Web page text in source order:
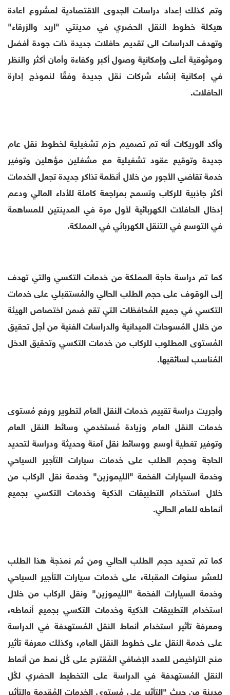
وتم كذلك إعداد دراسات الجدوى الاقتصادية لمشروع اعادة
هيكلة خطوط النقل الحضري في مدينتي "اربد والزرقاء"
وتهدف الدراسات الى تقديم حافلات جديدة ذات جودة أفضل
وموثوقية أعلى وإمكانية وصول أكبر وكفاءة وأمان أكثر والنظر
في إمكانية إنشاء شركات نقل جديدة وفقًا لنموذج إدارة
الحافلات.
وأكد الوريكات أنه تم تصميم حزم تشغيلية لخطوط نقل عام
جديدة وتوقيع عقود تشغيلية مع مشغلين مؤهلين وتوفير
خدمة تقاضي الأجور من خلال أنظمة تذاكر جديدة تجعل الخدمات
أكثر جاذبية للركاب وتسمح بمراجعة كاملة للأداء المالي ودعم
إدخال الحافلات الكهربائية لأول مرة في المدينتين للمساهمة
في التوسع في التنقل الكهربائي في المملكة.
كما تم دراسة حاجة المملكة من خدمات التكسي والتي تهدف
إلى الوقوف على حجم الطلب الحالي والمُستقبلي على خدمات
التكسي في جميع المُحافظات التي تقع ضِمن اختصاص الهيئة
من خلال المُسوحات الميدانية والدراسات الفنية من أجل تحقيق
المُستوى المطلوب للركاب من خدمات التكسي وتحقيق الدخل
المُناسب لسائقيها.
وأجريت دراسة تقييم خدمات النقل العام لتطوير ورفع مُستوى
خدمات النقل العام وزيادة مُستخدمي وسائط النقل العام
وتوفير تغطية أوسع ووسائط نقل آمنة وحديثة ودراسة لتحديد
الحاجة وحجم الطلب على خدمات سيارات التأجير السياحي
وخدمة السيارات الفخمة "الليموزين" وخدمة نقل الركاب من
خلال استخدام التطبيقات الذكية وخدمات التكسي بجميع
أنماطه للعام الحالي.
كما تم تحديد حجم الطلب الحالي ومن ثم نمذجة هذا الطلب
للعشر سنوات المقبلة، على خدمات سيارات التأجير السياحي
وخدمة السيارات الفخمة "الليموزين" ونقل الركاب من خلال
استخدام التطبيقات الذكية وخدمات التكسي بجميع أنماطه،
ومعرفة تأثير استخدام أنماط النقل المُستهدفة في الدراسة
على خدمة النقل على خطوط النقل العام، وكذلك معرفة تأثير
منح التراخيص للعدد الإضافي المُقترح على كُل نمط من أنماط
النقل المُستهدفة في الدراسة على التخطيط الحضري لكُل
مدينة من حيث "التأثير على مُستوى الخدمات المُقدمة والتأثير